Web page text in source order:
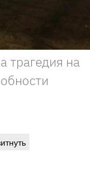
трагедия на